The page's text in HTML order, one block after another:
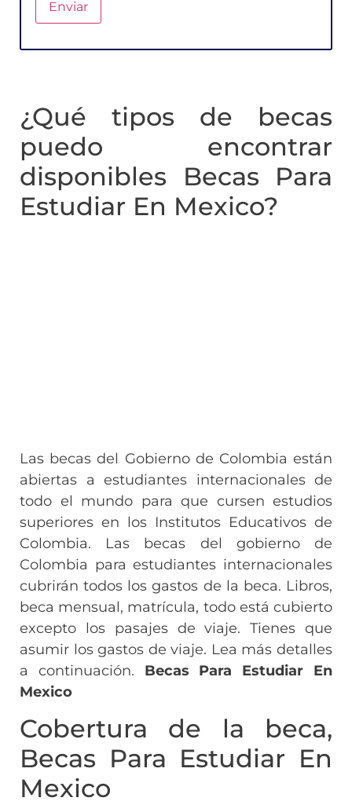
¿Qué tipos de becas
puedo encontrar
disponibles Becas Para
Estudiar En Mexico?
Las becas del Gobierno de Colombia están
abiertas a estudiantes internacionales de
todo el mundo para que cursen estudios
superiores en los Institutos Educativos de
Colombia. Las becas del gobierno de
Colombia para estudiantes internacionales
cubrirán todos los gastos de la beca. Libros,
beca mensual, matrícula, todo está cubierto
excepto los pasajes de viaje. Tienes que
asumir los gastos de viaje. Lea más detalles
a continuación. Becas Para Estudiar En
Mexico
Cobertura de la beca,
Becas Para Estudiar En
Mexico